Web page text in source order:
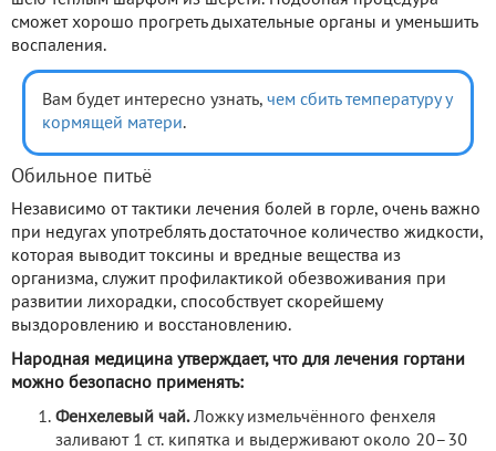
сможет хорошо прогреть дыхательные органы и уменьшить
воспаления.
Вам будет интересно узнать, чем сбить температуру у
кормящей матери.
Обильное питьё
Независимо от тактики лечения болей в горле, очень важно
при недугах употреблять достаточное количество жидкости,
которая выводит токсины и вредные вещества из
организма, служит профилактикой обезвоживания при
развитии лихорадки, способствует скорейшему
выздоровлению и восстановлению.
Народная медицина утверждает, что для лечения гортани
можно безопасно применять:
Фенхелевый чай.Ложку измельчённого фенхеля
заливают 1 ст. кипятка и выдерживают около 20–30